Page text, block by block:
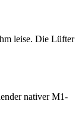
leise. Die Lüfter
nativer M1-